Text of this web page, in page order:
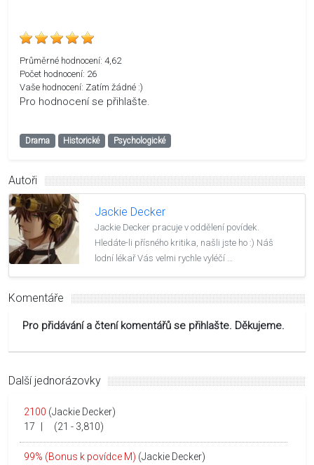
Průměrné hodnocení: 4,62
Počet hodnocení: 26
Vaše hodnocení: Zatím žádné :)
Pro hodnocení se přihlašte.
Drama Historické Psychologické
Autoři
Jackie Decker
Jackie Decker pracuje v oddělení povídek.
Hledáte-li přísného kritika, našli jste ho :) Náš
lodní lékař Vás velmi rychle vyléčí …
Komentáře
Pro přidávání a čtení komentářů se přihlašte. Děkujeme.
Další jednorázovky
2100 (Jackie Decker)
17
(21 - 3,810)
99% (Bonus k povídce M) (Jackie Decker)